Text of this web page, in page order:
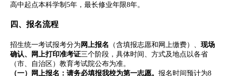
高中起点本科学制5年，最长修业年限8年。
四、报名流程
招生统一考试报考分为网上报名 （含填报志愿和网上缴费）、 现场
确认、网上打印准考证三个阶段，具体时间、方式及地点以各省
（市、自治区）教育考试院公布为准。
（一）网上报名 ：请务必填报我校为第一志愿。 报名时间预计为8